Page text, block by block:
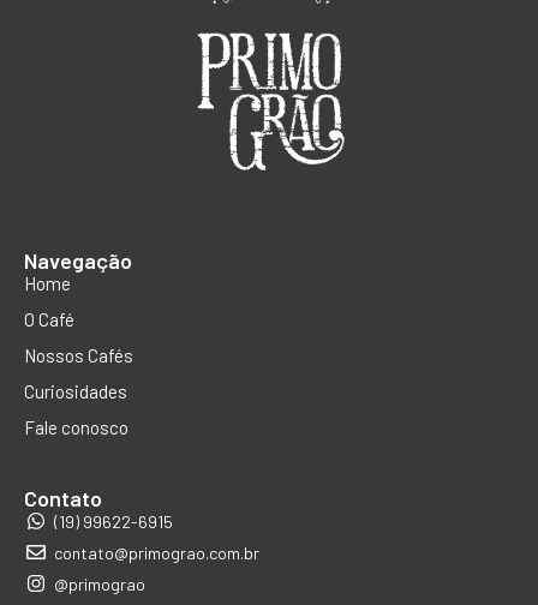
Navegação
Home
O Café
Nossos Cafés
Curiosidades
Fale conosco
Contato
(19) 99622-6915
contato@primograo.com.br
@primograo